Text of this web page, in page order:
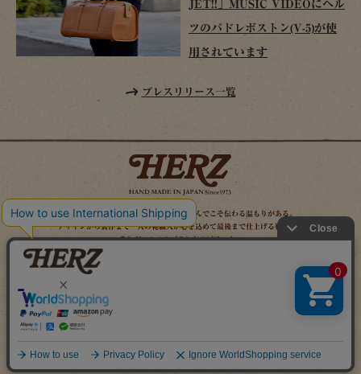
JET!!」MUSIC VIDEOにヘル
ツのパドレボストン(V-5)が使
用されています
プレスリリース一覧
時を経てこそ解る味わいがある。使い込んでこそ伝わる温もりがある。
デザインから製作まで一人の鞄職人が心を込めて最後まで仕上げる鞄作り。
それがヘルツのブランドスピリット。
MAIL MAGAZINE
X（旧TWITTER）
YOUTUBE